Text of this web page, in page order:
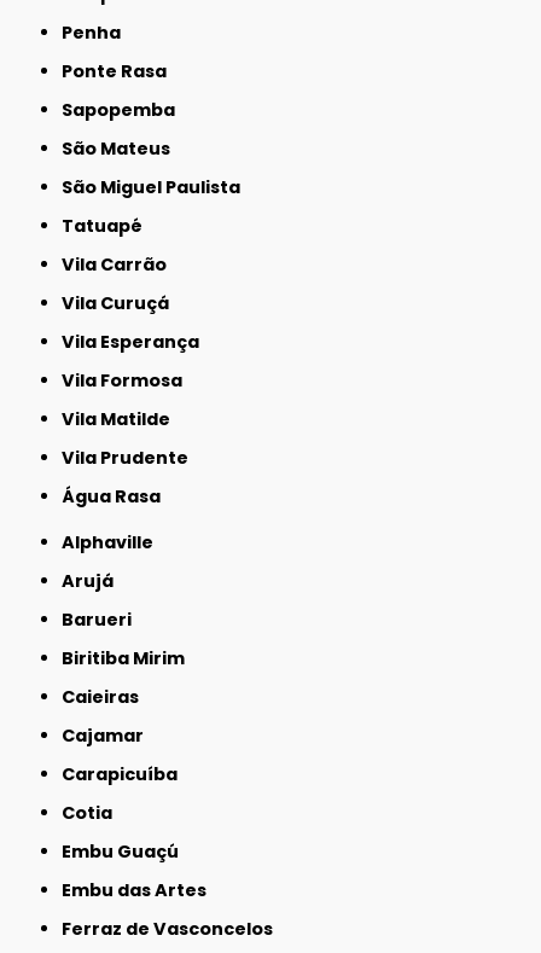
Penha
Ponte Rasa
Sapopemba
São Mateus
São Miguel Paulista
Tatuapé
Vila Carrão
Vila Curuçá
Vila Esperança
Vila Formosa
Vila Matilde
Vila Prudente
Água Rasa
Alphaville
Arujá
Barueri
Biritiba Mirim
Caieiras
Cajamar
Carapicuíba
Cotia
Embu Guaçú
Embu das Artes
Ferraz de Vasconcelos